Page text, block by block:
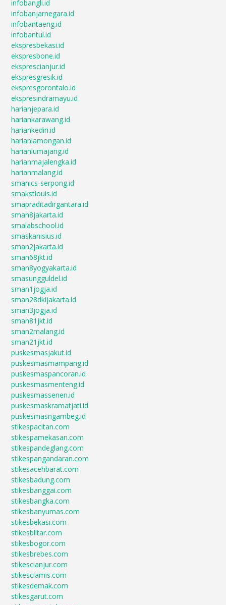
infobangli.id
infobanjarnegara.id
infobantaeng.id
infobantul.id
ekspresbekasi.id
ekspresbone.id
eksprescianjur.id
ekspresgresik.id
ekspresgorontalo.id
ekspresindramayu.id
harianjepara.id
hariankarawang.id
hariankediri.id
harianlamongan.id
harianlumajang.id
harianmajalengka.id
harianmalang.id
smanics-serpong.id
smakstlouis.id
smapraditadirgantara.id
sman8jakarta.id
smalabschool.id
smaskanisius.id
sman2jakarta.id
sman68jkt.id
sman8yogyakarta.id
smasungguldel.id
sman1jogja.id
sman28dkijakarta.id
sman3jogja.id
sman81jkt.id
sman2malang.id
sman21jkt.id
puskesmasjakut.id
puskesmasmampang.id
puskesmaspancoran.id
puskesmasmenteng.id
puskesmassenen.id
puskesmaskramatjati.id
puskesmasngambeg.id
stikespacitan.com
stikespamekasan.com
stikespandeglang.com
stikespangandaran.com
stikesacehbarat.com
stikesbadung.com
stikesbanggai.com
stikesbangka.com
stikesbanyumas.com
stikesbekasi.com
stikesblitar.com
stikesbogor.com
stikesbrebes.com
stikescianjur.com
stikesciamis.com
stikesdemak.com
stikesgarut.com